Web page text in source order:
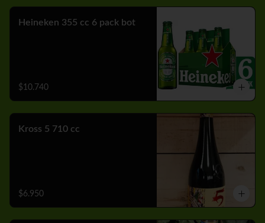
Heineken 355 cc 6 pack bot
$10.740
Kross 5 710 cc
$6.950